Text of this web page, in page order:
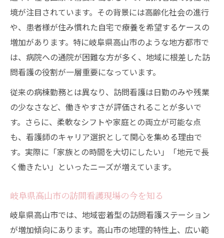
境が注目されています。その背景には高齢化社会の進行
や、患者様が住み慣れた自宅で療養を希望するケースの
増加があります。特に岐阜県高山市のような地方都市で
は、病院への通院が困難な方が多く、地域に根差した訪
問看護の役割が一層重要になっています。
従来の病棟勤務とは異なり、訪問看護は日勤のみや残業
の少なさなど、働きやすさが評価されることが多いで
す。さらに、柔軟なシフトや家庭との両立が可能な点
も、看護師のキャリア選択として関心を集める理由で
す。実際に「家族との時間を大切にしたい」「地元で長
く働きたい」といったニーズが増えています。
岐阜県高山市の訪問看護現場の今を知る
岐阜県高山市では、地域密着型の訪問看護ステーション
が増加傾向にあります。高山市の地理的特性上、広い範